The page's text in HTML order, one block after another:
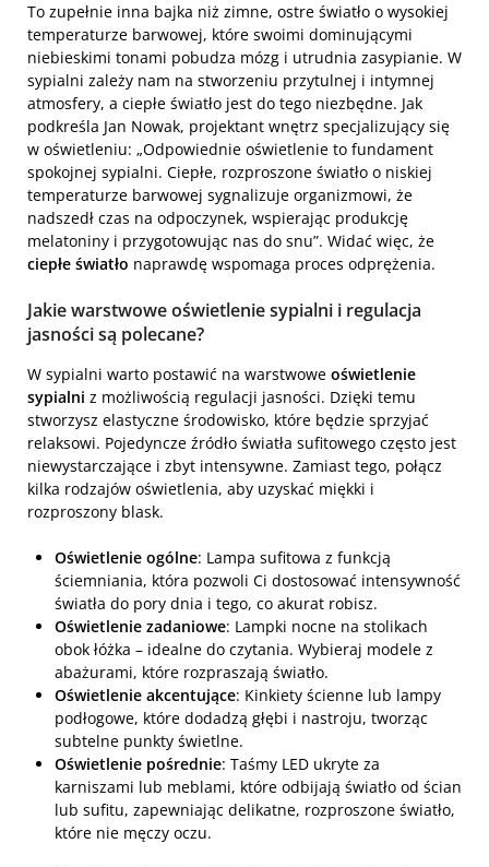
To zupełnie inna bajka niż zimne, ostre światło o wysokiej
temperaturze barwowej, które swoimi dominującymi
niebieskimi tonami pobudza mózg i utrudnia zasypianie. W
sypialni zależy nam na stworzeniu przytulnej i intymnej
atmosfery, a ciepłe światło jest do tego niezbędne. Jak
podkreśla Jan Nowak, projektant wnętrz specjalizujący się
w oświetleniu: „Odpowiednie oświetlenie to fundament
spokojnej sypialni. Ciepłe, rozproszone światło o niskiej
temperaturze barwowej sygnalizuje organizmowi, że
nadszedł czas na odpoczynek, wspierając produkcję
melatoniny i przygotowując nas do snu”. Widać więc, że
ciepłe światło naprawdę wspomaga proces odprężenia.
Jakie warstwoweoświetlenie sypialni i regulacja
jasności są polecane?
W sypialni warto postawić na warstwowe oświetlenie
sypialni z możliwością regulacji jasności. Dzięki temu
stworzysz elastyczne środowisko, które będzie sprzyjać
relaksowi. Pojedyncze źródło światła sufitowego często jest
niewystarczające i zbyt intensywne. Zamiast tego, połącz
kilka rodzajów oświetlenia, aby uzyskać miękki i
rozproszony blask.
Oświetlenie ogólne: Lampa sufitowa z funkcją
ściemniania, która pozwoli Ci dostosować intensywność
światła do pory dnia i tego, co akurat robisz.
Oświetlenie zadaniowe: Lampki nocne na stolikach
obok łóżka – idealne do czytania. Wybieraj modele z
abażurami, które rozpraszają światło.
Oświetlenie akcentujące: Kinkiety ścienne lub lampy
podłogowe, które dodadzą głębi i nastroju, tworząc
subtelne punkty świetlne.
Oświetlenie pośrednie: Taśmy LED ukryte za
karniszami lub meblami, które odbijają światło od ścian
lub sufitu, zapewniając delikatne, rozproszone światło,
które nie męczy oczu.